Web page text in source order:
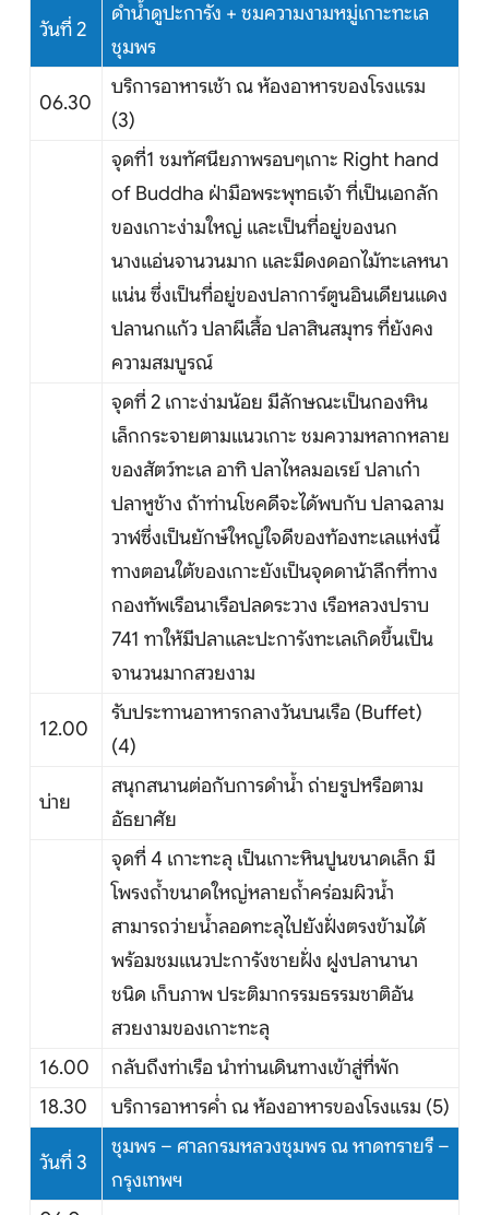
วันที่ 2
ดำน้ำดูปะการัง + ชมความงามหมู่เกาะทะเล
ชุมพร
06.30
บริการอาหารเช้า ณ ห้องอาหารของโรงแรม
(3)
จุดที่1 ชมทัศนียภาพรอบๆเกาะ Right hand
of Buddha ฝ่ามือพระพุทธเจ้า ที่เป็นเอกลัก
ของเกาะง่ามใหญ่ และเป็นที่อยู่ของนก
นางแอ่นจานวนมาก และมีดงดอกไม้ทะเลหนา
แน่น ซึ่งเป็นที่อยู่ของปลาการ์ตูนอินเดียนแดง
ปลานกแก้ว ปลาผีเสื้อ ปลาสินสมุทร ที่ยังคง
ความสมบูรณ์
จุดที่ 2 เกาะง่ามน้อย มีลักษณะเป็นกองหิน
เล็กกระจายตามแนวเกาะ ชมความหลากหลาย
ของสัตว์ทะเล อาทิ ปลาไหลมอเรย์ ปลาเก๋า
ปลาหูช้าง ถ้าท่านโชคดีจะได้พบกับ ปลาฉลาม
วาฬซึ่งเป็นยักษ์ใหญ่ใจดีของท้องทะเลแห่งนี้
ทางตอนใต้ของเกาะยังเป็นจุดดาน้าลึกที่ทาง
กองทัพเรือนาเรือปลดระวาง เรือหลวงปราบ
741 ทาให้มีปลาและปะการังทะเลเกิดขึ้นเป็น
จานวนมากสวยงาม
12.00
รับประทานอาหารกลางวันบนเรือ (Buffet)
(4)
บ่าย
สนุกสนานต่อกับการดำน้ำ ถ่ายรูปหรือตาม
อัธยาศัย
จุดที่ 4 เกาะทะลุ เป็นเกาะหินปูนขนาดเล็ก มี
โพรงถ้ำขนาดใหญ่หลายถ้ำคร่อมผิวน้ำ
สามารถว่ายน้ำลอดทะลุไปยังฝั่งตรงข้ามได้
พร้อมชมแนวปะการังชายฝั่ง ฝูงปลานานา
ชนิด เก็บภาพ ประติมากรรมธรรมชาติอัน
สวยงามของเกาะทะลุ
16.00
กลับถึงท่าเรือ นำท่านเดินทางเข้าสู่ที่พัก
18.30
บริการอาหารค่ำ ณ ห้องอาหารของโรงแรม (5)
วันที่ 3
ชุมพร – ศาลกรมหลวงชุมพร ณ หาดทรายรี –
กรุงเทพฯ